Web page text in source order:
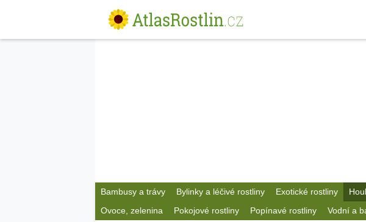
Bambusy a trávy Bylinky a léčivé rostliny Exotické rostliny
Ovoce, zelenina
Pokojové rostliny Popínavé rostliny Vodní a